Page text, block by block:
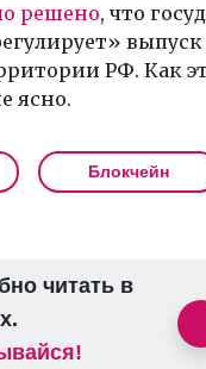
решено, что
РФ. Как
ясно.
Блокчейн
читать в